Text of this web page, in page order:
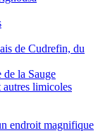
de Cudrefin, du
de la Sauge
autres limicoles
endroit magnifique